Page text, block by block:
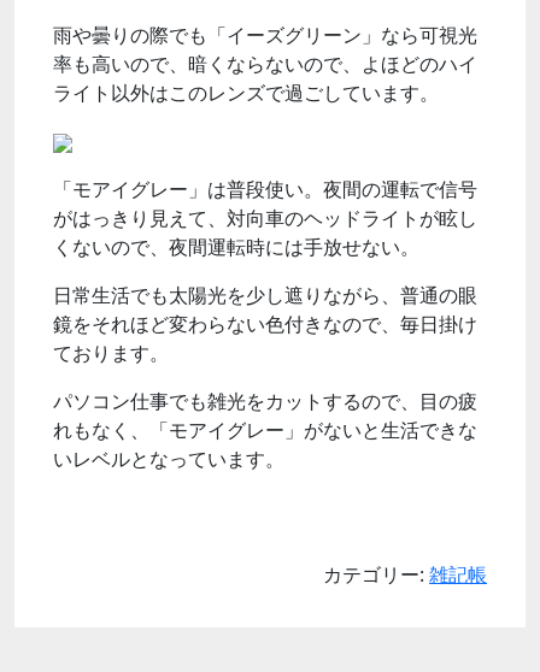
雨や曇りの際でも「イーズグリーン」なら可視光
率も高いので、暗くならないので、よほどのハイ
ライト以外はこのレンズで過ごしています。
「モアイグレー」は普段使い。夜間の運転で信号
がはっきり見えて、対向車のヘッドライトが眩し
くないので、夜間運転時には手放せない。
日常生活でも太陽光を少し遮りながら、普通の眼
鏡をそれほど変わらない色付きなので、毎日掛け
ております。
パソコン仕事でも雑光をカットするので、目の疲
れもなく、「モアイグレー」がないと生活できな
いレベルとなっています。
カテゴリー: 雑記帳